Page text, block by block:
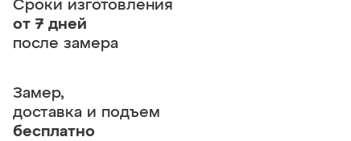
Сроки изготовления
от 7 дней
после замера
Замер,
доставка и подъем
бесплатно